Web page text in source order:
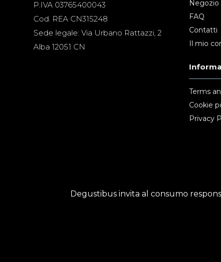
P.IVA 03765400043
Cod. REA CN315248
Sede legale: Via Urbano Rattazzi, 2
Alba 12051 CN
Negozio
FAQ
Contatti
Il mio
Terms
Cookie
Privacy
Degustibus invita al consumo